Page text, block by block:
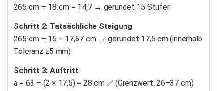
265 cm ÷ 18 cm = 14,7 → gerundet 15 Stufen
Schritt 2: Tatsächliche Steigung
265 cm ÷ 15 = 17,67 cm → gerundet 17,5 cm (innerhalb
Toleranz ±5 mm)
Schritt 3: Auftritt
a = 63 – (2 × 17,5) = 28 cm ✅ (Grenzwert: 26–37 cm)